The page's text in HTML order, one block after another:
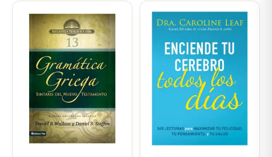
price
was:
$154.400.
Current
price
is:
was:
Current
is: